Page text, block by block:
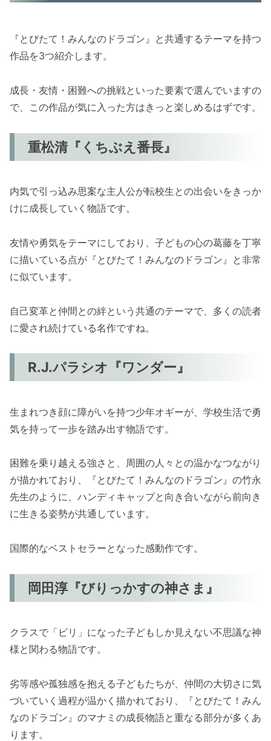
『とびたて！みんなのドラゴン』と共通するテーマを持つ
作品を3つ紹介します。
成長・友情・困難への挑戦といった要素で選んでいますの
で、この作品が気に入った方はきっと楽しめるはずです。
重松清『くちぶえ番長』
内気で引っ込み思案な主人公が転校生との出会いをきっか
けに成長していく物語です。
友情や勇気をテーマにしており、子どもの心の葛藤を丁寧
に描いている点が『とびたて！みんなのドラゴン』と非常
に似ています。
自己変革と仲間との絆という共通のテーマで、多くの読者
に愛され続けている名作ですね。
R.J.パラシオ『ワンダー』
生まれつき顔に障がいを持つ少年オギーが、学校生活で勇
気を持って一歩を踏み出す物語です。
困難を乗り越える強さと、周囲の人々との温かなつながり
が描かれており、『とびたて！みんなのドラゴン』の竹永
先生のように、ハンディキャップと向き合いながら前向き
に生きる姿勢が共通しています。
国際的なベストセラーとなった感動作です。
岡田淳『びりっかすの神さま』
クラスで「ビリ」になった子どもしか見えない不思議な神
様と関わる物語です。
劣等感や孤独感を抱える子どもたちが、仲間の大切さに気
づいていく過程が温かく描かれており、『とびたて！みん
なのドラゴン』のマナミの成長物語と重なる部分が多くあ
ります。